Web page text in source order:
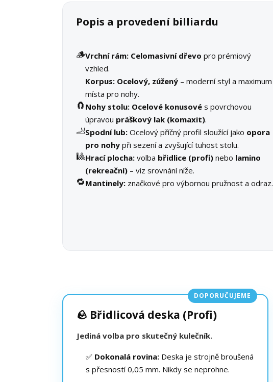
Popis a provedení billiardu
🪵Vrchní rám: Celomasivní dřevo pro prémiový
vzhled.
Korpus: Ocelový, zúžený – moderní styl a maximum
místa pro nohy.
🧲 Nohy stolu: Ocelové konusové s povrchovou
úpravou práškový lak (komaxit).
🦶Spodní lub: Ocelový příčný profil sloužící jako opora
pro nohy při sezení a zvyšující tuhost stolu.
🎱Hrací plocha: volba břidlice (profi) nebo lamino
(rekreační) – viz srovnání níže.
🔁Mantinely: značkové pro výbornou pružnost a odraz.
DOPORUČUJEME
🪨 Břidlicová deska (Profi)
Jediná volba pro skutečný kulečník.
✅ Dokonalá rovina: Deska je strojně broušená
s přesností 0,05 mm. Nikdy se neprohne.